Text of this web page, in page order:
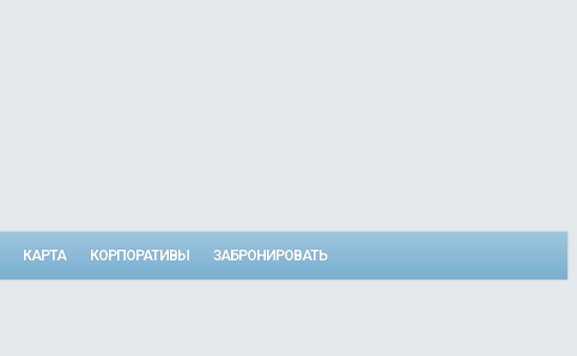
КАРТА КОРПОРАТИВЫ ЗАБРОНИРОВАТЬ